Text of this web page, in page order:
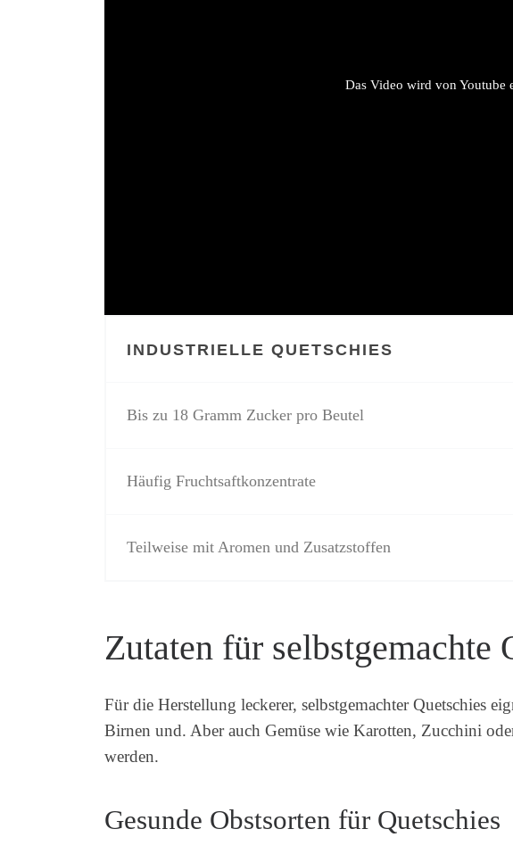
Das Video wird von Youtube
INDUSTRIELLE QUETSCHIES
Bis zu 18 Gramm Zucker pro Beutel
Häufig Fruchtsaftkonzentrate
Teilweise mit Aromen und Zusatzstoffen
Zutaten für selbstgemachte
Für die Herstellung leckerer, selbstgemachter Quetschies
Birnen und. Aber auch Gemüse wie Karotten, Zucchini
werden.
Gesunde Obstsorten für Quetschies